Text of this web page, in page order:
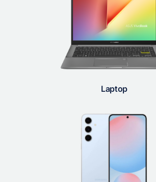
Laptop